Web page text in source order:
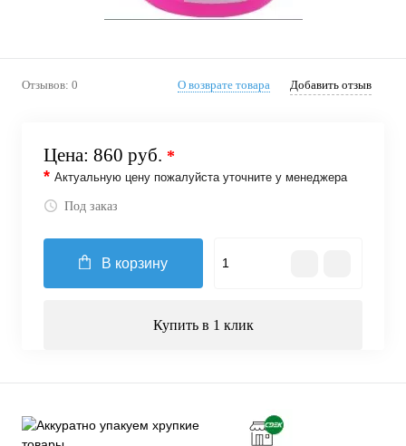
Отзывов: 0 О возврате товара Добавить отзыв
Цена: 860 руб. *
* Актуальную цену пожалуйста уточните у менеджера
Под заказ
В корзину
Купить в 1 клик